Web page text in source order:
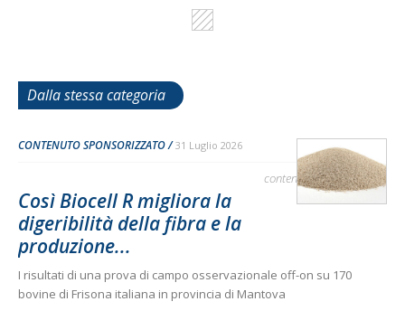
Dalla stessa categoria
CONTENUTO SPONSORIZZATO 31 Luglio 2026
contenuto sponsorizzato
Così Biocell R migliora la
digeribilità della fibra e la
produzione...
I risultati di una prova di campo osservazionale off-on su 170
bovine di Frisona italiana in provincia di Mantova